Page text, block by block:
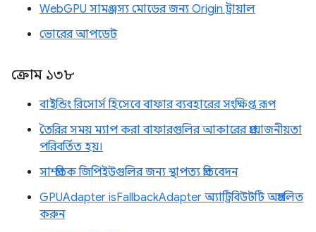
WebGPU সামঞ্জস্য মোডের জন্য Origin ট্রায়াল
ভোরের আপডেট
ক্রোম ১৩৮
বাইন্ডিং রিসোর্স হিসেবে বাফার ব্যবহারের সংক্ষিপ্ত রূপ
তৈরির সময় ম্যাপ করা বাফারগুলির আকারের প্রয়োজনীয়তা
পরিবর্তিত হয়।
সাম্প্রতিক জিপিইউগুলির জন্য স্থাপত্য প্রতিবেদন
GPUAdapter isFallbackAdapter অ্যাট্রিবিউটটি অপ্রচলিত
করুন